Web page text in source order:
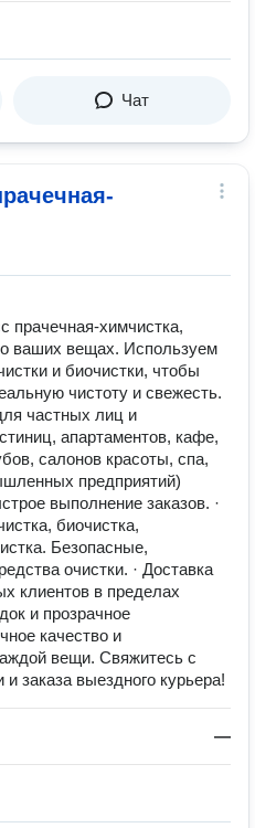
Чат
химчистка,
о ваших вещах. Используем
и биочистки, чтобы
чистоту и свежесть.
частных лиц и
апартаментов, кафе,
салонов красоты, спа,
предприятий)
выполнение заказов. ·
биочистка,
Безопасные,
очистки. · Доставка
клиентов в пределах
и прозрачное
качество и
вещи. Свяжитесь с
заказа выездного курьера!
—